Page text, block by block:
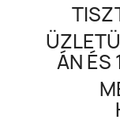
ÁN ÉS